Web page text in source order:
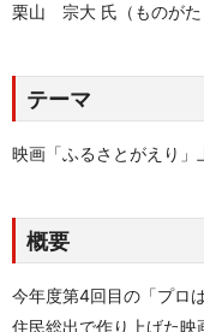
栗山 宗大 氏（ものがた
テーマ
映画「ふるさとがえり」
概要
今年度第4回目の「プロ
住民総出で作り上げた映